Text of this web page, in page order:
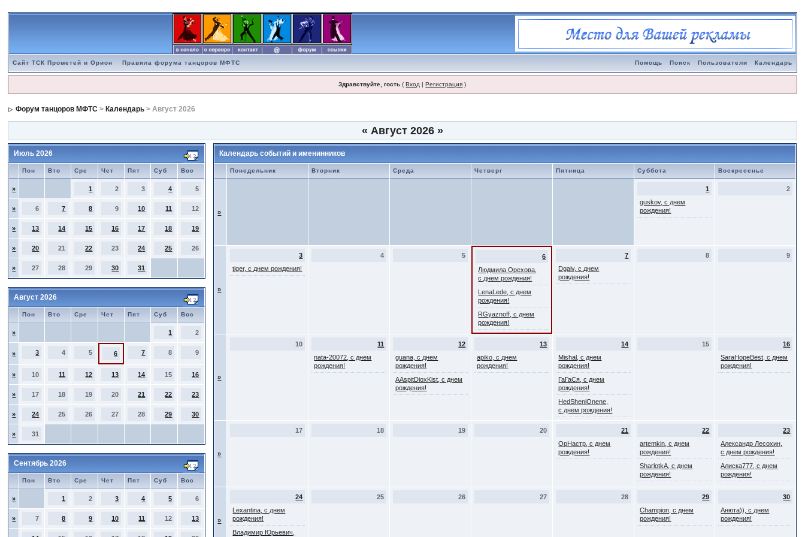
Сайт ТСК Прометей и Орион Правила форума танцоров МФТС Помощь Поиск Пользователи Календарь
Здравствуйте, гость (Вход |Регистрация )
Форум танцоров МФТС > Календарь > Август 2026
« Август 2026 »
Июль 2026
Пон Вто Сре Чет Пят Суб Вос
» 1 2 3 4 5
» 6 7 8 9 10 11 12
» 13 14 15 16 17 18 19
» 20 21 22 23 24 25 26
» 27 28 29 30 31
Август 2026
Пон Вто Сре Чет Пят Суб Вос
» 1 2
» 3 4 5 6 7 8 9
» 10 11 12 13 14 15 16
» 17 18 19 20 21 22 23
» 24 25 26 27 28 29 30
» 31
Сентябрь 2026
Пон Вто Сре Чет Пят Суб Вос
» 1 2 3 4 5 6
» 7 8 9 10 11 12 13
Календарь событий и именинников
Понедельник Вторник Среда Четверг Пятница Суббота Воскресенье
»
1
guskov, с днем
рождения!
2
»
3
tiger, с днем рождения!
4 5
6
Людмила Орехова,
с днем рождения!
LenaLede, с днем
рождения!
RGyaznoff, с днем
рождения!
7
Dgaiv, с днем
рождения!
8 9
»
10
11
nata-20072, с днем
рождения!
12
guana, с днем
рождения!
AAspitDioxKist, с днем
рождения!
13
apiko, с днем
рождения!
14
Mishal, с днем
рождения!
ГаГаСя, с днем
рождения!
HedSheniOnene,
с днем рождения!
15
16
SaraHopeBest, с днем
рождения!
»
17 18 19 20
21
ОрНастр, с днем
рождения!
22
artemkin, с днем
рождения!
SharlotkA, с днем
рождения!
23
Александр Лесохин,
с днем рождения!
Алиска777, с днем
рождения!
»
24
Lexantina, с днем
рождения!
Владимир Юрьевич,
25 26 27 28
29
Champion, с днем
рождения!
30
Анюта)), с днем
рождения!